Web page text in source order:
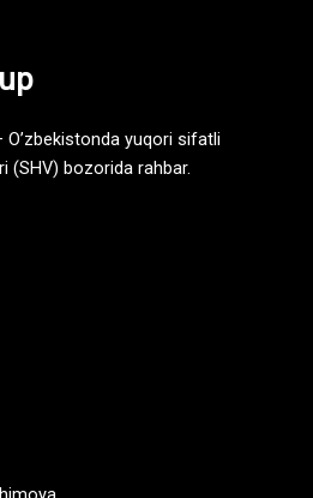
O’zbekistonda yuqori sifatli
(SHV) bozorida rahbar.